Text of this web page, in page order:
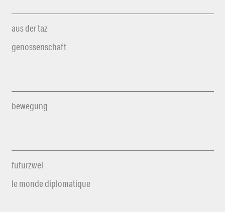
aus der taz
genossenschaft
bewegung
futurzwei
le monde diplomatique